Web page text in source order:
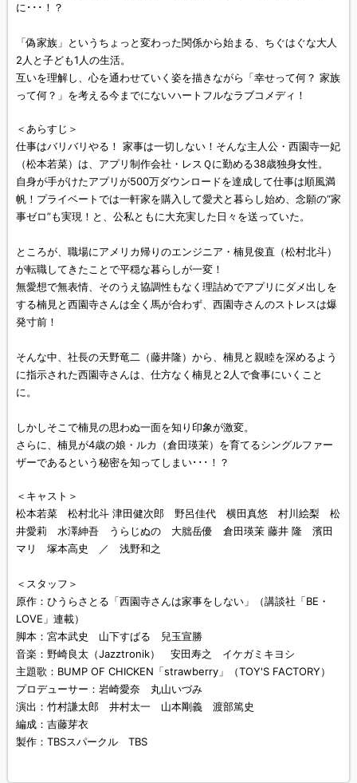
に･･･！？
「偽家族」というちょっと変わった関係から始まる、ちぐはぐな大人
2人と子ども1人の生活。
互いを理解し、心を通わせていく姿を描きながら「幸せって何？ 家族
って何？」を考える今までにないハートフルなラブコメディ！
＜あらすじ＞
仕事はバリバリやる！ 家事は一切しない！そんな主人公・西園寺一妃
（松本若菜）は、アプリ制作会社・レスＱに勤める38歳独身女性。
自身が手がけたアプリが500万ダウンロードを達成して仕事は順風満
帆！プライベートでは一軒家を購入して愛犬と暮らし始め、念願の“家
事ゼロ”も実現！と、公私ともに大充実した日々を送っていた。
ところが、職場にアメリカ帰りのエンジニア・楠見俊直（松村北斗）
が転職してきたことで平穏な暮らしが一変！
無愛想で無表情、そのうえ協調性もなく理詰めでアプリにダメ出しを
する楠見と西園寺さんは全く馬が合わず、西園寺さんのストレスは爆
発寸前！
そんな中、社長の天野竜二（藤井隆）から、楠見と親睦を深めるよう
に指示された西園寺さんは、仕方なく楠見と2人で食事にいくこと
に。
しかしそこで楠見の思わぬ一面を知り印象が激変。
さらに、楠見が4歳の娘・ルカ（倉田瑛茉）を育てるシングルファー
ザーであるという秘密を知ってしまい･･･！？
＜キャスト＞
松本若菜 松村北斗 津田健次郎 野呂佳代 横田真悠 村川絵梨 松
井愛莉 水澤紳吾 うらじぬの 大朏岳優 倉田瑛茉 藤井 隆 濱田
マリ 塚本高史 ／ 浅野和之
＜スタッフ＞
原作：ひうらさとる「西園寺さんは家事をしない」（講談社「BE・
LOVE」連載）
脚本：宮本武史 山下すばる 兒玉宣勝
音楽：野崎良太（Jazztronik） 安田寿之 イケガミキヨシ
主題歌：BUMP OF CHICKEN「strawberry」（TOY'S FACTORY）
プロデューサー：岩崎愛奈 丸山いづみ
演出：竹村謙太郎 井村太一 山本剛義 渡部篤史
編成：吉藤芽衣
製作：TBSスパークル TBS